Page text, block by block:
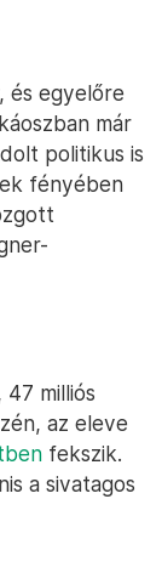
és egyelőre
már
politikus is
fényében
milliós
az eleve
fekszik.
a sivatagos